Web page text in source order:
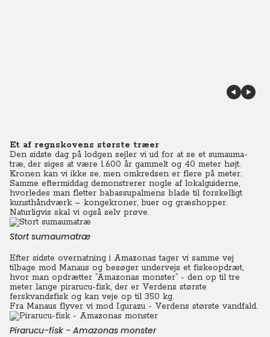
Et af regnskovens største træer
Den sidste dag på lodgen sejler vi ud for at se et sumauma-
træ, der siges at være 1.600 år gammelt og 40 meter højt.
Kronen kan vi ikke se, men omkredsen er flere på meter.
Samme eftermiddag demonstrerer nogle af lokalguiderne,
hvorledes man fletter babassupalmens blade til forskelligt
kunsthåndværk – kongekroner, buer og græshopper.
Naturligvis skal vi også selv prøve.
Stort sumaumatræ
Efter sidste overnatning i Amazonas tager vi samme vej
tilbage mod Manaus og besøger undervejs et fiskeopdræt,
hvor man opdrætter ”Amazonas monster” - den op til tre
meter lange pirarucu-fisk, der er Verdens største
ferskvandsfisk og kan veje op til 350 kg.
Fra Manaus flyver vi mod Igurazu - Verdens største vandfald.
Pirarucu-fisk - Amazonas monster